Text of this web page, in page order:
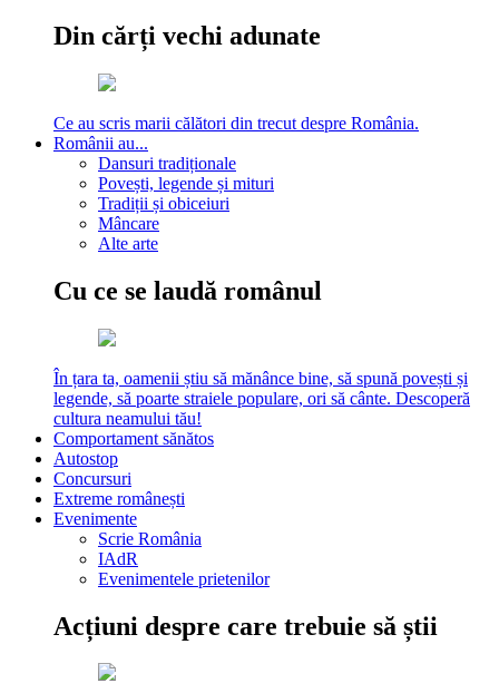
Din cărți vechi adunate
Ce au scris marii călători din trecut despre România.
Românii au...
Dansuri tradiționale
Povești, legende și mituri
Tradiții și obiceiuri
Mâncare
Alte arte
Cu ce se laudă românul
În țara ta, oamenii știu să mănânce bine, să spună povești și
legende, să poarte straiele populare, ori să cânte. Descoperă
cultura neamului tău!
Comportament sănătos
Autostop
Concursuri
Extreme românești
Evenimente
Scrie România
IAdR
Evenimentele prietenilor
Acțiuni despre care trebuie să știi